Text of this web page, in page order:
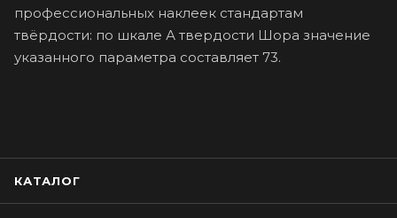
профессиональных наклеек стандартам
твёрдости: по шкале А твердости Шора значение
указанного параметра составляет 73.
КАТАЛОГ